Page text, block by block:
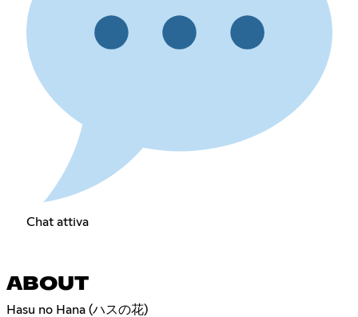
Chat attiva
ABOUT
Hasu no Hana (ハスの花)